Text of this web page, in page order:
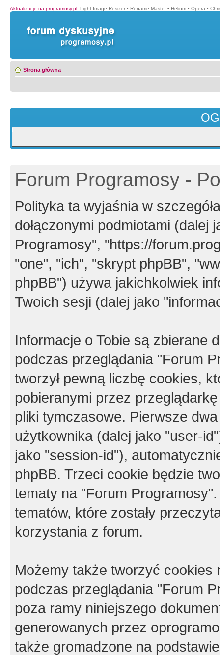
Aktualizacje na programosy.pl: Light Image Resizer • Rename Master • Helium • Opera •
Strona główna
Forum Programosy -
Polityka ta wyjaśnia w
dołączonymi podmiotami (dalej
Programosy", "https://
"one", "ich", "skrypt phpBB",
phpBB") używa jakichkolwiek
Twoich sesji (dalej jako
Informacje o Tobie są zbierane
podczas przeglądania "Forum
tworzył pewną liczbę cookies,
pobieranymi przez
pliki tymczasowe. Pierwsze
użytkownika (dalej jako "user-
jako "session-id"),
phpBB. Trzeci cookie będzie
tematy na "Forum
tematów, które zostały
korzystania z forum.
Możemy także tworzyć cookies
podczas przeglądania "Forum
poza ramy niniejszego
generowanych przez
także gromadzone na